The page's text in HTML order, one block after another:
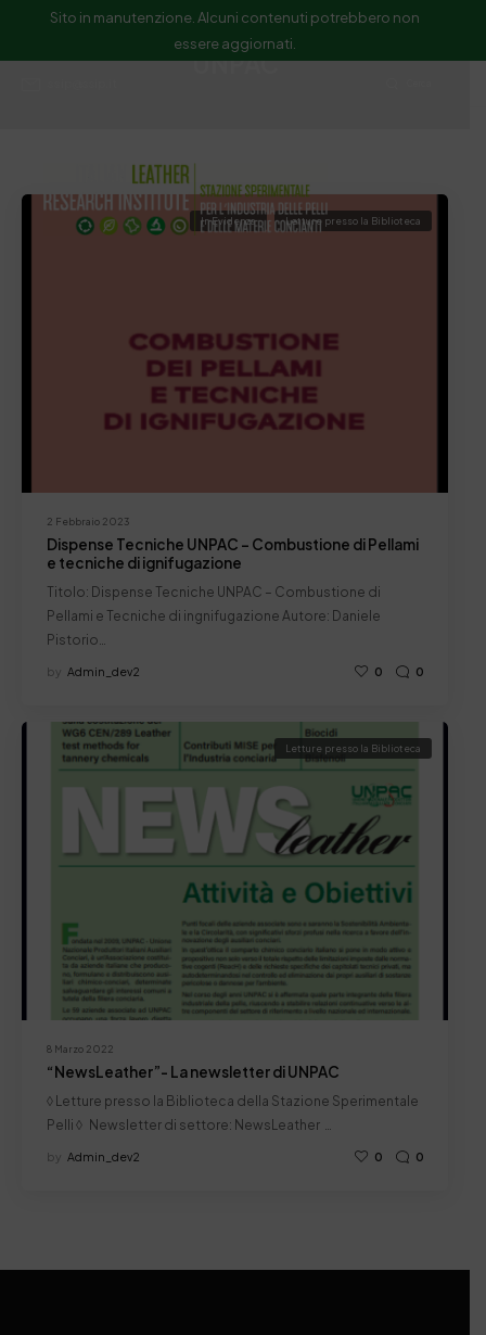
Sito in manutenzione. Alcuni contenuti potrebbero non
essere aggiornati.
UNPAC
2 Febbraio 2023
In Evidenza Letture presso la Biblioteca
Dispense Tecniche UNPAC – Combustione di Pellami
e tecniche di ignifugazione
Titolo: Dispense Tecniche UNPAC – Combustione di
Pellami e Tecniche di ingnifugazione Autore: Daniele
Pistorio…
by Admin_dev2 0 0
8 Marzo 2022
Letture presso la Biblioteca
“NewsLeather”- La newsletter di UNPAC
◊ Letture presso la Biblioteca della Stazione Sperimentale
Pelli ◊ Newsletter di settore: NewsLeather …
by Admin_dev2 0 0